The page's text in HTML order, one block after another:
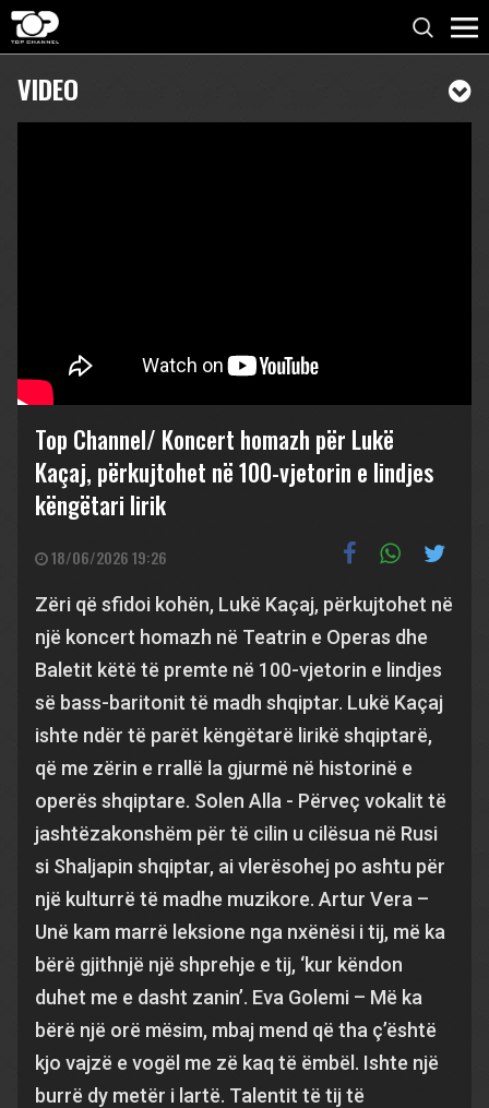
VIDEO
Top Channel/ Koncert homazh për Lukë
Kaçaj, përkujtohet në 100-vjetorin e lindjes
këngëtari lirik
18/06/2026 19:26
Zëri që sfidoi kohën, Lukë Kaçaj, përkujtohet në
një koncert homazh në Teatrin e Operas dhe
Baletit këtë të premte në 100-vjetorin e lindjes
së bass-baritonit të madh shqiptar. Lukë Kaçaj
ishte ndër të parët këngëtarë lirikë shqiptarë,
që me zërin e rrallë la gjurmë në historinë e
operës shqiptare. Solen Alla - Përveç vokalit të
jashtëzakonshëm për të cilin u cilësua në Rusi
si Shaljapin shqiptar, ai vlerësohej po ashtu për
një kulturrë të madhe muzikore. Artur Vera –
Unë kam marrë leksione nga nxënësi i tij, më ka
bërë gjithnjë një shprehje e tij, ‘kur këndon
duhet me e dasht zanin’. Eva Golemi – Më ka
bërë një orë mësim, mbaj mend që tha ç’është
kjo vajzë e vogël me zë kaq të ëmbël. Ishte një
burrë dy metër i lartë. Talentit të tij të